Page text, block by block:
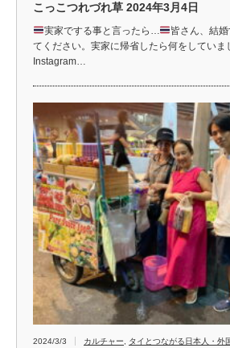
こっこつれづれ草 2024年3月4日
実家でする事と言ったら…
皆さん、結
てください。実家に帰省したら何をしていま
Instagram…
2024/3/3 カルチャー タイとつながる日本人・外